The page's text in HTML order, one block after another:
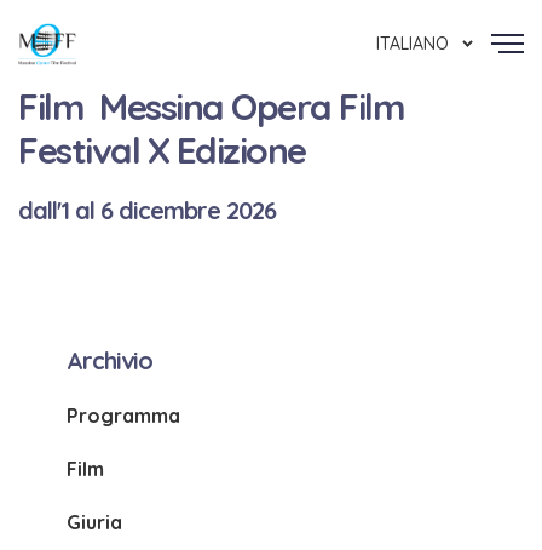
ITALIANO
Film Messina Opera Film
Festival X Edizione
dall'1 al 6 dicembre 2026
Archivio
Programma
Film
Giuria